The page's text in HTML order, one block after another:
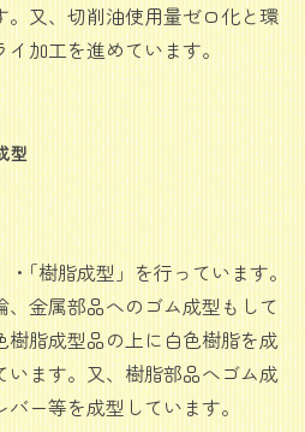
又、切削油使用量ゼロ化と環
加工を進めています。
型
｢樹脂成型」を行っています。
金属部品へのゴム成型もして
脂成型品の上に白色樹脂を成
ます。又、樹脂部品へゴム成
ー等を成型しています。